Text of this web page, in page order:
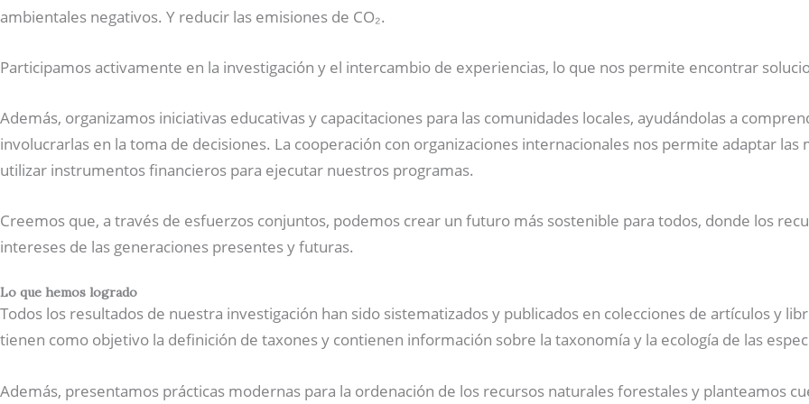
ambientales negativos. Y reducir las emisiones de CO₂.
Participamos activamente en la investigación y el intercambio de experiencias, lo que nos permite encontrar
Además, organizamos iniciativas educativas y capacitaciones para las comunidades locales, ayudándolas a
involucrarlas en la toma de decisiones. La cooperación con organizaciones internacionales nos permite adaptar
utilizar instrumentos financieros para ejecutar nuestros programas.
Creemos que, a través de esfuerzos conjuntos, podemos crear un futuro más sostenible para todos, donde los
intereses de las generaciones presentes y futuras.
Lo que hemos logrado
Todos los resultados de nuestra investigación han sido sistematizados y publicados en colecciones de artículos y
tienen como objetivo la definición de taxones y contienen información sobre la taxonomía y la ecología de las
Además, presentamos prácticas modernas para la ordenación de los recursos naturales forestales y planteamos